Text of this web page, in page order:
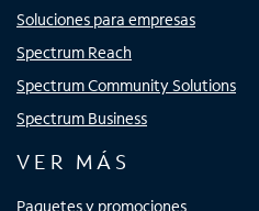
Soluciones para empresas
Spectrum Reach
Spectrum Community Solutions
Spectrum Business
VER MÁS
Paquetes y promociones